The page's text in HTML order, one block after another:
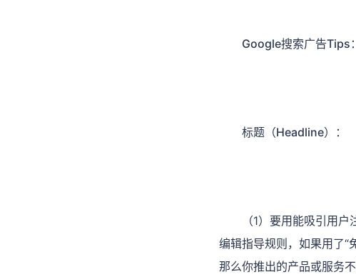
Google搜索广告Tips：
标题（Headline）：
（1）要用能吸引用
编辑指导规则，如果用了“
那么你推出的产品或服务不